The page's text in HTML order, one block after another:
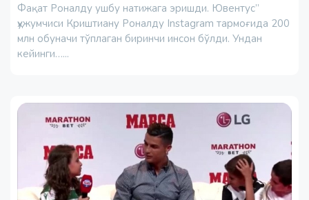
Фақат Роналду ушбу натижага эришди. Ювентус”
ҳужумчиси Криштиану Роналду Instagram тармоғида 200
млн обуначи тўплаган биринчи инсон бўлди. Ундан
кейинги…...